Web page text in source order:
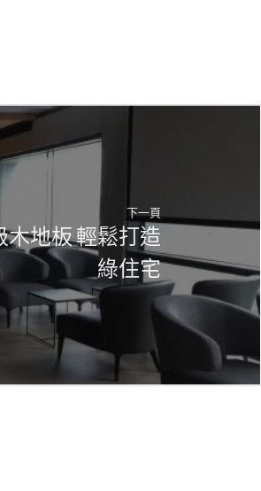
下一頁
地板 輕鬆打造
綠住宅